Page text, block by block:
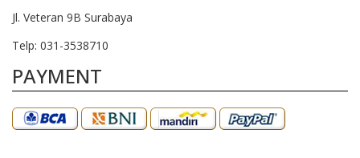
Jl. Veteran 9B Surabaya
Telp: 031-3538710
PAYMENT